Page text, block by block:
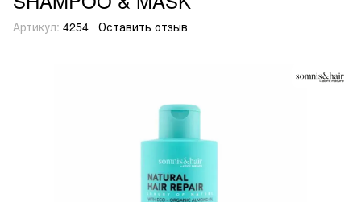
Артикул: 4254 Оставить отзыв